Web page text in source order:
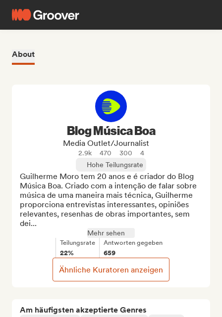
About
Am häufigsten akzeptierte Genres
Blog Música Boa
Media Outlet/Journalist
2.9k 470 300
4
Hohe Teilungsrate
Guilherme Moro tem 20 anos e é criador do Blog
Música Boa. Criado com a intenção de falar sobre
música de uma maneira mais técnica, Guilherme
proporciona entrevistas interessantes, opiniões
relevantes, resenhas de obras importantes, sem
dei...
Mehr sehen
Teilungsrate
22%
Antworten gegeben
659
Ähnliche Kuratoren anzeigen